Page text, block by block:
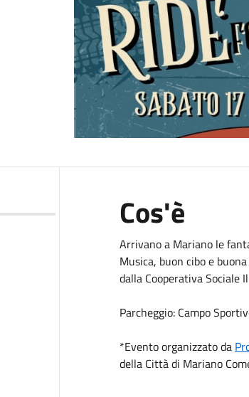
Cos'è
Arrivano a Mariano le
Musica, buon cibo e
dalla Cooperativa Sociale
Parcheggio: Campo
*Evento organizzato da
della Città di Mariano